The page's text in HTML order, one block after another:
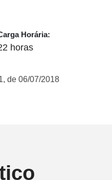
Horária:
horas
de 06/07/2018